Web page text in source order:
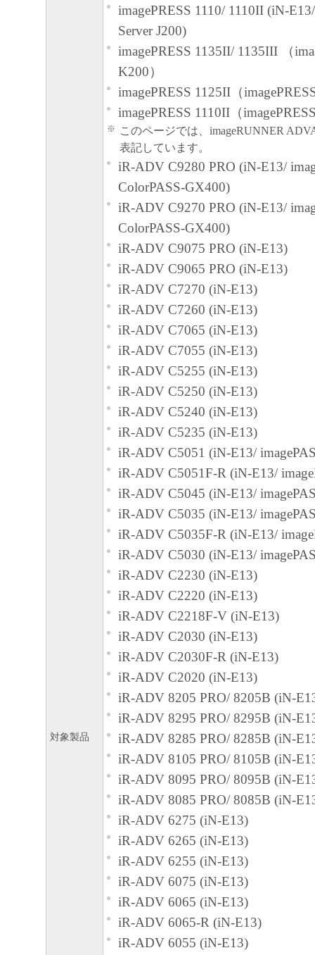
効に存続するものとします。
キヤノン株式会社
対象製品
imagePRESS 1110/ 1110II (iN-
Server J200)
imagePRESS 1135II/ 1135III （
K200）
imagePRESS 1125II（
imagePRESS 1110II（
※
このページでは、imageRUNNER
表記しています。
iR-ADV C9280 PRO (iN-E13/
ColorPASS-GX400)
iR-ADV C9270 PRO (iN-E13/
ColorPASS-GX400)
iR-ADV C9075 PRO (iN-E13)
iR-ADV C9065 PRO (iN-E13)
iR-ADV C7270 (iN-E13)
iR-ADV C7260 (iN-E13)
iR-ADV C7065 (iN-E13)
iR-ADV C7055 (iN-E13)
iR-ADV C5255 (iN-E13)
iR-ADV C5250 (iN-E13)
iR-ADV C5240 (iN-E13)
iR-ADV C5235 (iN-E13)
iR-ADV C5051 (iN-E13/
iR-ADV C5051F-R (iN-E13/
iR-ADV C5045 (iN-E13/
iR-ADV C5035 (iN-E13/
iR-ADV C5035F-R (iN-E13/
iR-ADV C5030 (iN-E13/
iR-ADV C2230 (iN-E13)
iR-ADV C2220 (iN-E13)
iR-ADV C2218F-V (iN-E13)
iR-ADV C2030 (iN-E13)
iR-ADV C2030F-R (iN-E13)
iR-ADV C2020 (iN-E13)
iR-ADV 8205 PRO/ 8205B (iN-
iR-ADV 8295 PRO/ 8295B (iN-
iR-ADV 8285 PRO/ 8285B (iN-
iR-ADV 8105 PRO/ 8105B (iN-
iR-ADV 8095 PRO/ 8095B (iN-
iR-ADV 8085 PRO/ 8085B (iN-
iR-ADV 6275 (iN-E13)
iR-ADV 6265 (iN-E13)
iR-ADV 6255 (iN-E13)
iR-ADV 6075 (iN-E13)
iR-ADV 6065 (iN-E13)
iR-ADV 6065-R (iN-E13)
iR-ADV 6055 (iN-E13)